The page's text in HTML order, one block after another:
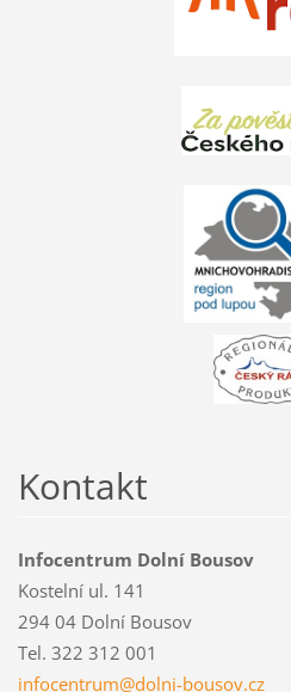
Kontakt
Infocentrum Dolní Bousov
Kostelní ul. 141
294 04 Dolní Bousov
Tel. 322 312 001
infocentrum@dolni-bousov.cz